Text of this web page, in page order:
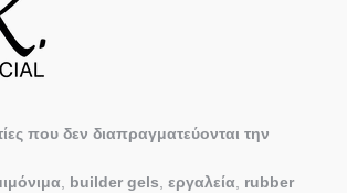
που δεν διαπραγματεύονται την
builder gels εργαλεία rubber